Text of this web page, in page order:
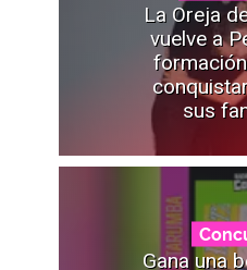
La Oreja
vuelve a
sus
Gana una